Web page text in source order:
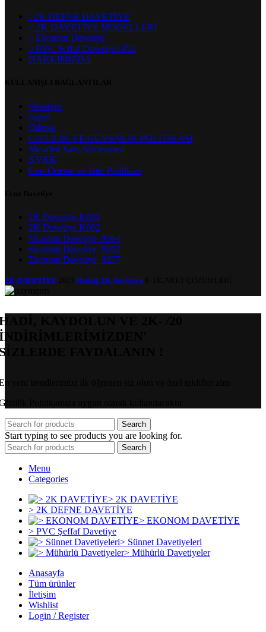
>2K DEFNE DAVETİYE
> 2K DAVETİYE MODELLERİ
> Ekonom Davetiye
> PVC Şeffaf Davetiye1453
HAKKIMIZDA
Hesabım
Sepet
Ödeme
GİZLİLİK VE GÜVENLİK POLİTİKASI
Mesafeli Satış Sözleşmesi
KVKK
Geri Ödeme ve İade Politikası
2K Davetiye K001
2K Davetiye K002
Ekonom Davetiye_9264
Ekonom Davetiye_9262
Ekonom Davetiye_9257
2K-DAVETİYE Desing 2K-Davetiye
KAYDOLUN VE 2K- /20
FAYDALANIN !
yeni trendlerimizi ilk öğrenen siz olun ve özel teklifler alın.
Politikamıza uygun olarak kullanılacaktır
Search
Start typing to see products you are looking for.
Search
Menu
Categories
> 2K DAVETİYE
> 2K DEFNE DAVETİYE
> EKONOM DAVETİYE
> PVC Şeffaf Davetiye
> Sünnet Davetiyeleri
> Mühürlü Davetiyeler
Anasayfa
Tüm ürünler
İletişim
Wishlist
Login / Register